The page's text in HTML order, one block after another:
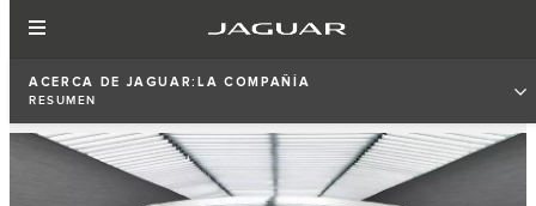
ACERCA DE JAGUAR:LA COMPAÑÍA
RESUMEN